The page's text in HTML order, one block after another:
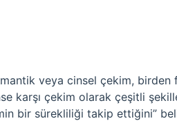
veya cinsel çekim,
karşı çekim olarak çeşitli
bir sürekliliği takip ettiğini”